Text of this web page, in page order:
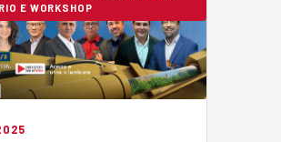
E WORKSHOP